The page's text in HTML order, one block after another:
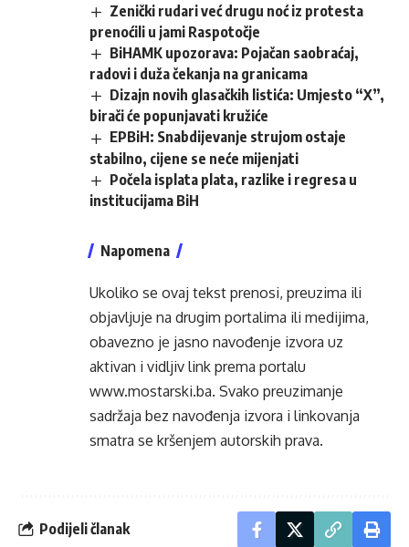
Zenički rudari već drugu noć iz protesta
prenoćili u jami Raspotočje
BiHAMK upozorava: Pojačan saobraćaj,
radovi i duža čekanja na granicama
Dizajn novih glasačkih listića: Umjesto “X”,
birači će popunjavati kružiće
EPBiH: Snabdijevanje strujom ostaje
stabilno, cijene se neće mijenjati
Počela isplata plata, razlike i regresa u
institucijama BiH
Napomena
Ukoliko se ovaj tekst prenosi, preuzima ili
objavljuje na drugim portalima ili medijima,
obavezno je jasno navođenje izvora uz
aktivan i vidljiv link prema portalu
www.mostarski.ba. Svako preuzimanje
sadržaja bez navođenja izvora i linkovanja
smatra se kršenjem autorskih prava.
Podijeli članak